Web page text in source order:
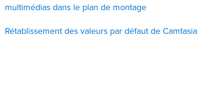
multimédias dans le plan de montage
Rétablissement des valeurs par défaut de Camtasia